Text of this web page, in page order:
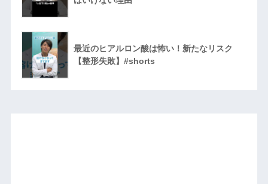
最近のヒアルロン酸は怖い！新たなリスク
【整形失敗】#shorts